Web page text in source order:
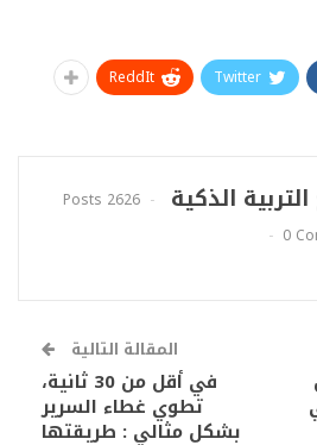
Twitter
ReddIt
الذكية
2626 Posts
0
المقالة التالية
في أقل من 30 ثانية،
تطوي غطاء السرير
بشكل مثالي : طريقتها